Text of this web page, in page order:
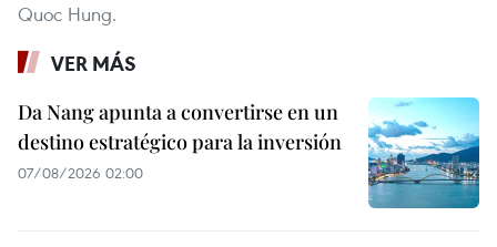
Quoc Hung.
VER MÁS
Da Nang apunta a convertirse en un
destino estratégico para la inversión
07/08/2026 02:00